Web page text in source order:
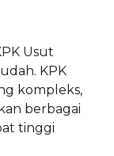
Usut
KPK
kompleks,
berbagai
tinggi